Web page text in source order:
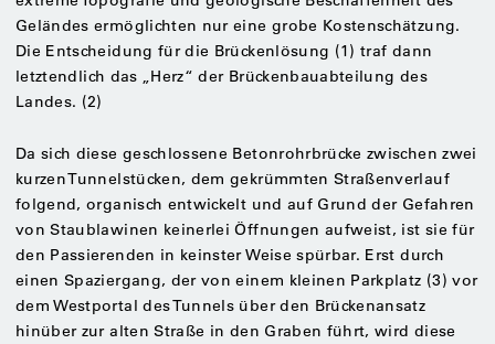
Geländes ermöglichten nur eine grobe Kostenschätzung.
Die Entscheidung für die Brückenlösung (1) traf dann
letztendlich das „Herz“ der Brückenbauabteilung des
Landes. (2)
Da sich diese geschlossene Betonrohrbrücke zwischen zwei
kurzen Tunnelstücken, dem gekrümmten Straßenverlauf
folgend, organisch entwickelt und auf Grund der Gefahren
von Staublawinen keinerlei Öffnungen aufweist, ist sie für
den Passierenden in keinster Weise spürbar. Erst durch
einen Spaziergang, der von einem kleinen Parkplatz (3) vor
dem Westportal des Tunnels über den Brückenansatz
hinüber zur alten Straße in den Graben führt, wird diese